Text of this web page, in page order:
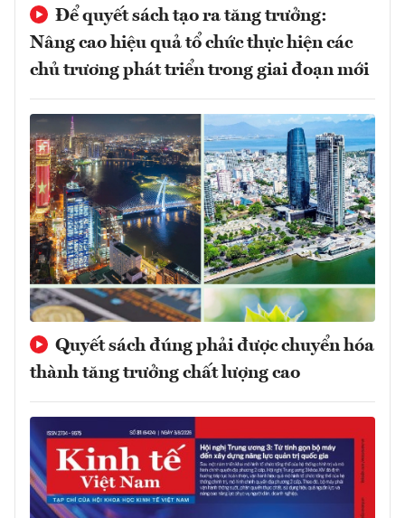
Để quyết sách tạo ra tăng trưởng:
Nâng cao hiệu quả tổ chức thực hiện các
chủ trương phát triển trong giai đoạn mới
Quyết sách đúng phải được chuyển hóa
thành tăng trưởng chất lượng cao